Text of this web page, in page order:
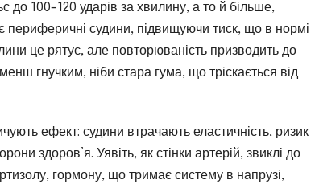
до 100-120 ударів за хвилину, а то й більше,
периферичні судини, підвищуючи тиск, що в нормі
це рятує, але повторюваність призводить до
гнучким, ніби стара гума, що тріскається від
ефект: судини втрачають еластичність, ризик
здоров’я. Уявіть, як стінки артерій, звиклі до
гормону, що тримає систему в напрузі,